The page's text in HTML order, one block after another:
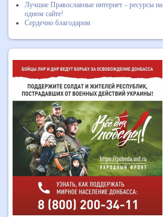
Лучшие Православные интернет – ресурсы на
одном сайте!
Сердечно благодарим